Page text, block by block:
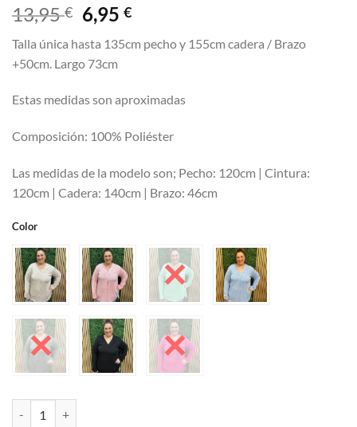
13,95€ El
precio
original
era:
6,95€El
actual
Talla única hasta 135cm pecho y 155cm cadera / Brazo
+50cm. Largo 73cm
Estas medidas son aproximadas
Composición: 100% Poliéster
Las medidas de la modelo son; Pecho: 120cm | Cintura:
120cm | Cadera: 140cm | Brazo: 46cm
Color